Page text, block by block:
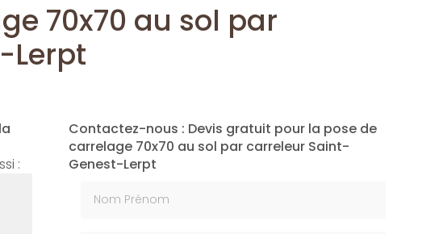
70x70 au sol par
Lerpt
:
Contactez-nous : Devis gratuit pour la pose de
carrelage 70x70 au sol par carreleur Saint-
Genest-Lerpt